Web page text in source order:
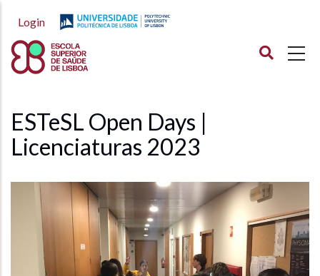
para
conteúdo
Login
ESTeSL Open Days |
Licenciaturas 2023